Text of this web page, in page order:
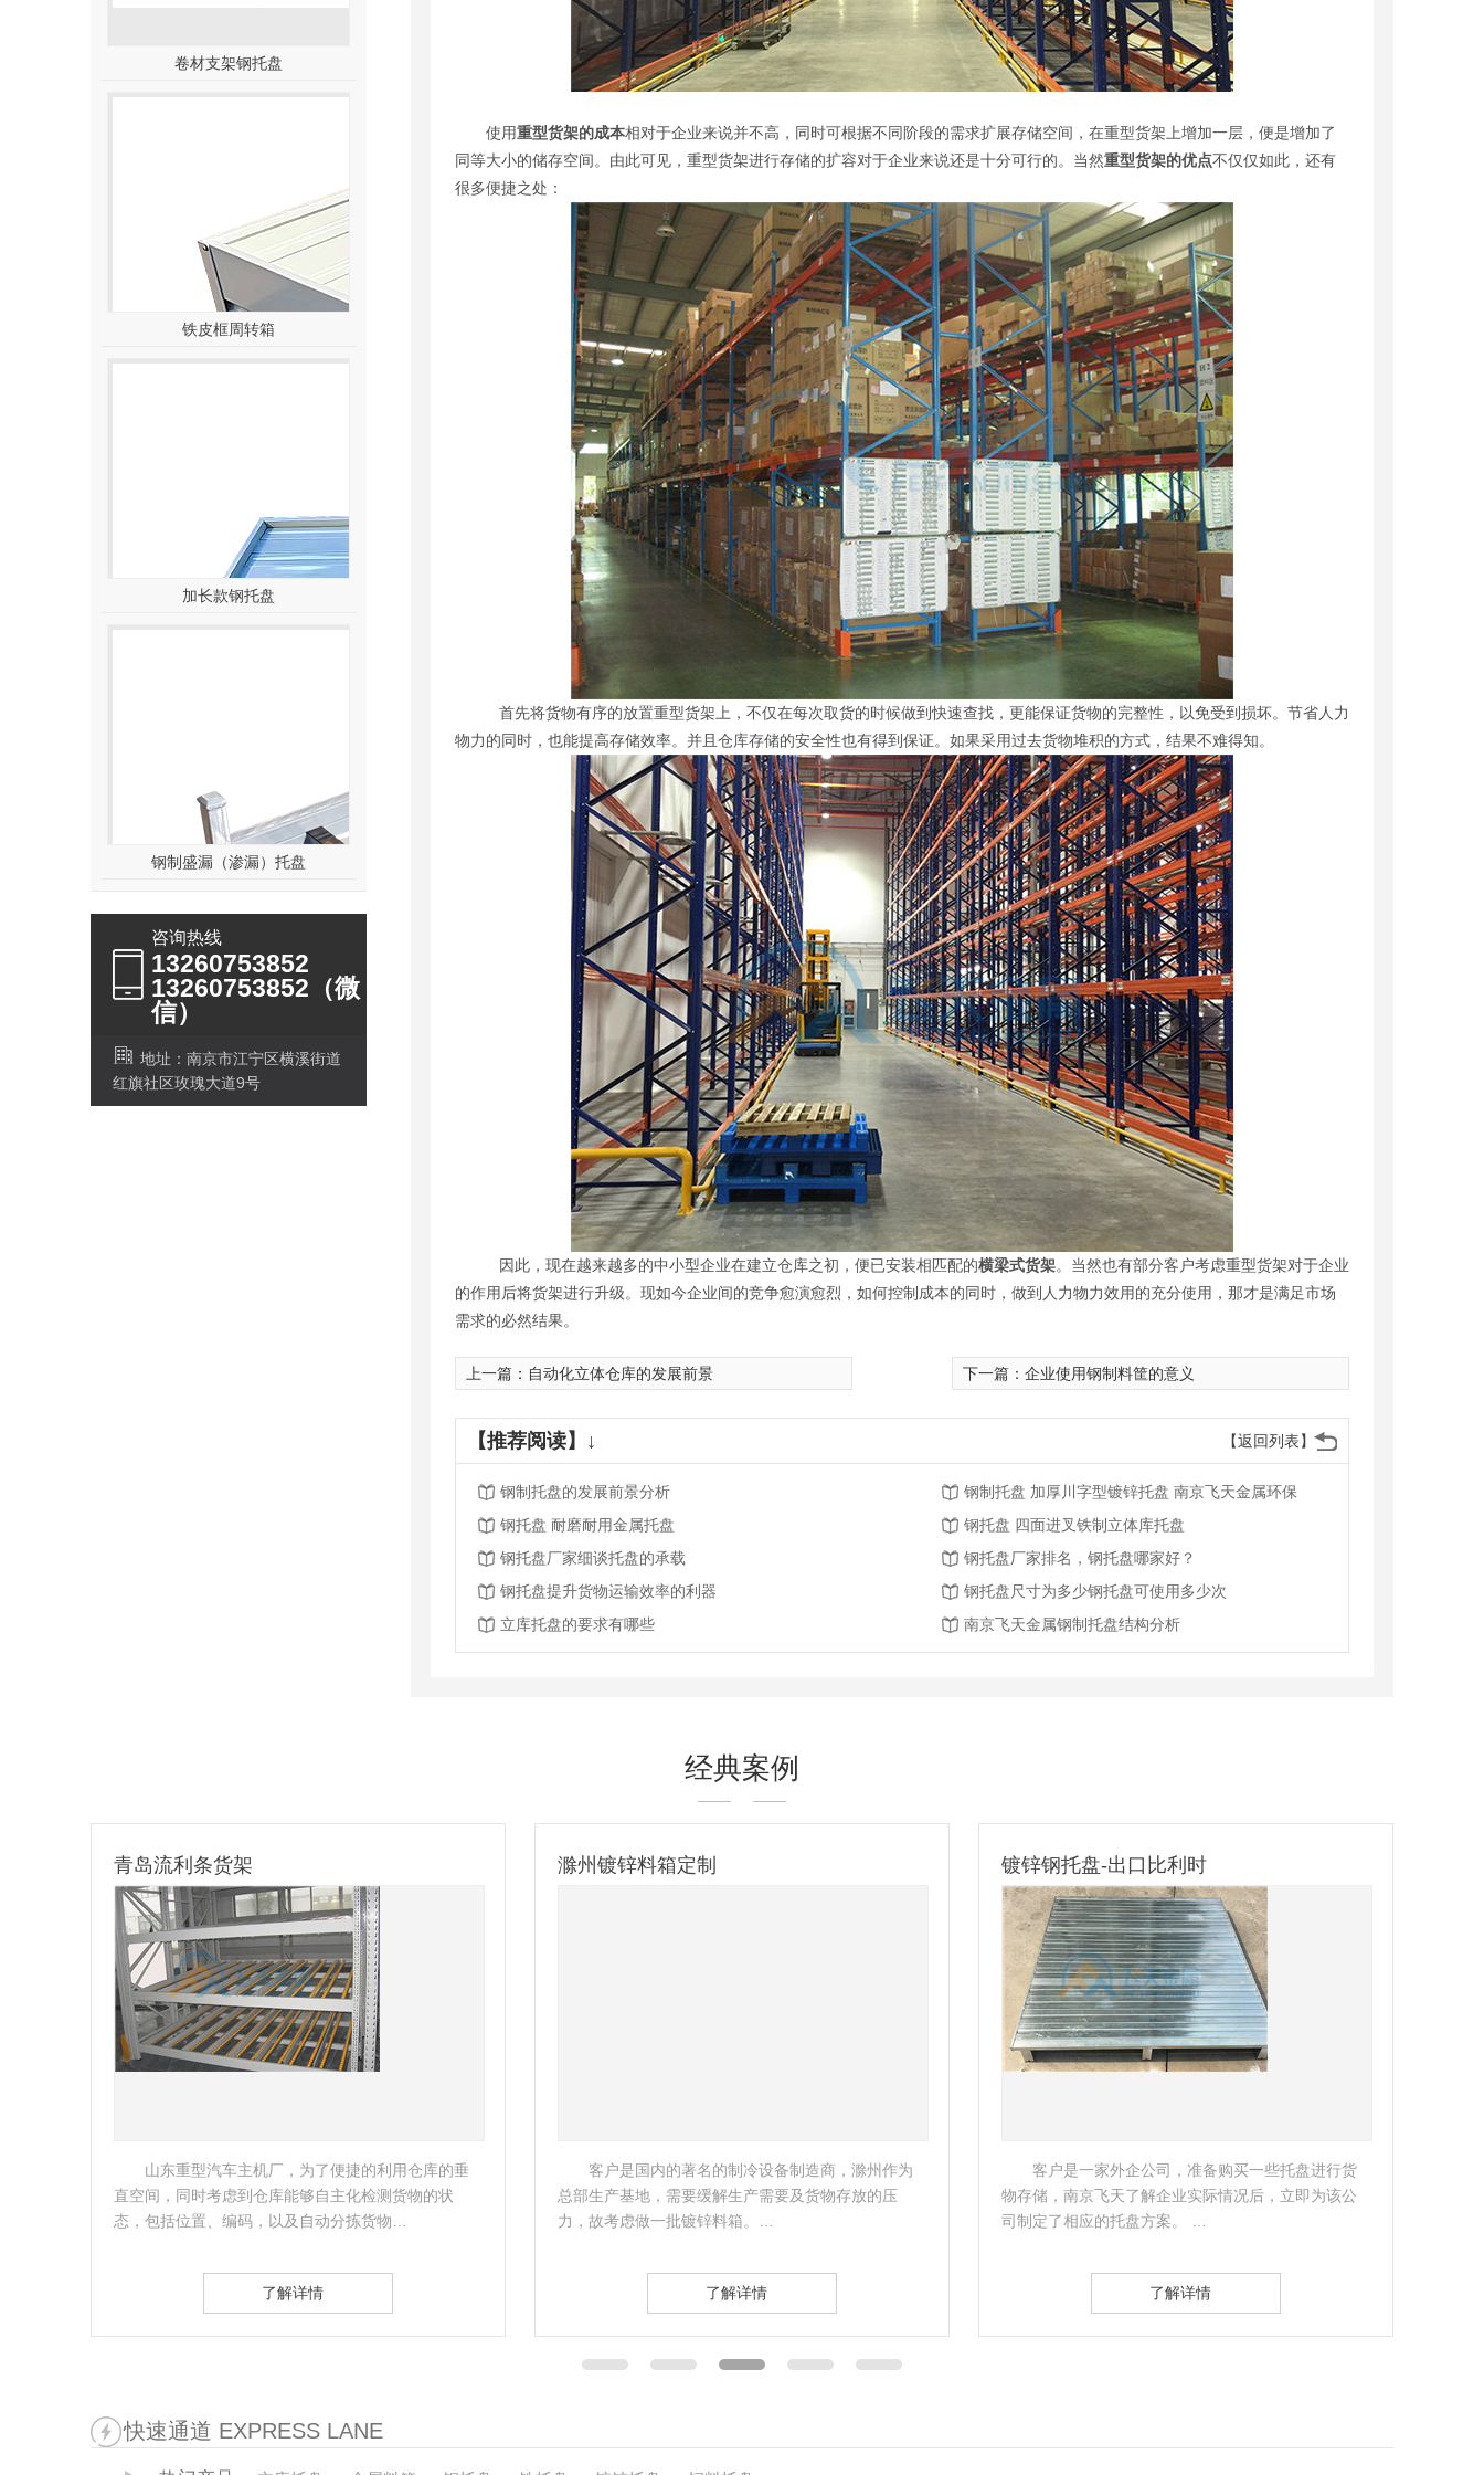
卷材支架钢托盘
铁皮框周转箱
加长款钢托盘
钢制盛漏（渗漏）托盘
咨询热线
13260753852
13260753852（微
信）
地址：南京市江宁区横溪街道
红旗社区玫瑰大道9号
使用重型货架的成本相对于企业来说并不高，同时可根据不同阶段的需求扩展存储空间，在重型货架上增加一层，便是增加了
同等大小的储存空间。由此可见，重型货架进行存储的扩容对于企业来说还是十分可行的。当然重型货架的优点不仅仅如此，还有
很多便捷之处：
首先将货物有序的放置重型货架上，不仅在每次取货的时候做到快速查找，更能保证货物的完整性，以免受到损坏。节省人力
物力的同时，也能提高存储效率。并且仓库存储的安全性也有得到保证。如果采用过去货物堆积的方式，结果不难得知。
因此，现在越来越多的中小型企业在建立仓库之初，便已安装相匹配的横梁式货架。当然也有部分客户考虑重型货架对于企业
的作用后将货架进行升级。现如今企业间的竞争愈演愈烈，如何控制成本的同时，做到人力物力效用的充分使用，那才是满足市场
需求的必然结果。
上一篇： 自动化立体仓库的发展前景 下一篇： 企业使用钢制料筐的意义
【返回列表】
【推荐阅读】↓
钢制托盘的发展前景分析
钢制托盘 加厚川字型镀锌托盘 南京飞天金属环保
钢托盘 耐磨耐用金属托盘
钢托盘 四面进叉铁制立体库托盘
钢托盘厂家细谈托盘的承载
钢托盘厂家排名，钢托盘哪家好？
钢托盘提升货物运输效率的利器
钢托盘尺寸为多少钢托盘可使用多少次
立库托盘的要求有哪些
南京飞天金属钢制托盘结构分析
经典案例
滁州镀锌料箱定制
客户是国内的著名的制冷设备制造商，滁州作为
总部生产基地，需要缓解生产需要及货物存放的压
力，故考虑做一批镀锌料箱。…
了解详情
镀锌钢托盘-出口比利时
客户是一家外企公司，准备购买一些托盘进行货
物存储，南京飞天了解企业实际情况后，立即为该公
司制定了相应的托盘方案。 …
了解详情
南通重型货架
作为享富声誉的跨国集团，奇华顿香精香料有限
公司一直对仓储设备有着极高的管理要求。…
了解详情
快速通道 EXPRESS LANE